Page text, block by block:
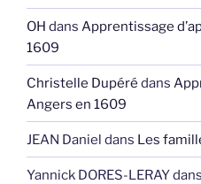
OH dans Apprentissage
1609
Christelle Dupéré dans
Angers en 1609
JEAN Daniel dans Les
Yannick DORES-LERAYdans